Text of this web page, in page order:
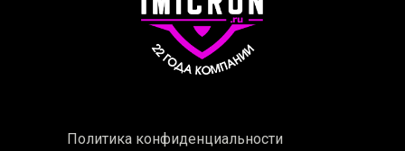
Политика конфиденциальности